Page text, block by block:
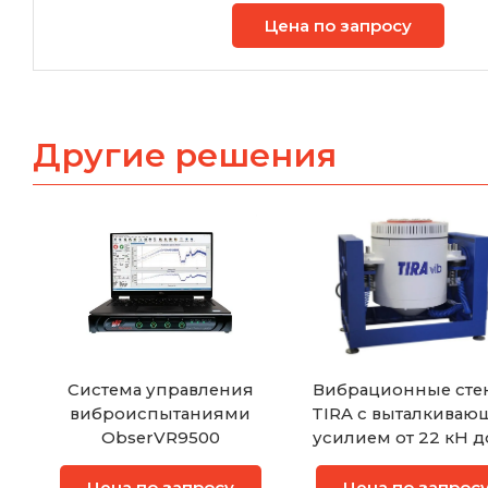
Цена по запросу
Другие решения
Система управления
виброиспытаниями
ObserVR9500
Вибрационные
TIRA с
усилием от 22 кН
кН